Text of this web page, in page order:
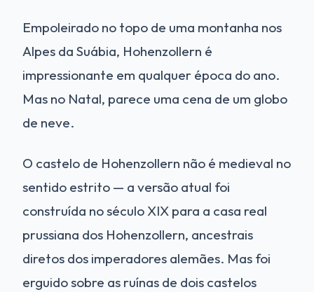
Empoleirado no topo de uma montanha nos
Alpes da Suábia, Hohenzollern é
impressionante em qualquer época do ano.
Mas no Natal, parece uma cena de um globo
de neve.
O castelo de Hohenzollern não é medieval no
sentido estrito — a versão atual foi
construída no século XIX para a casa real
prussiana dos Hohenzollern, ancestrais
diretos dos imperadores alemães. Mas foi
erguido sobre as ruínas de dois castelos